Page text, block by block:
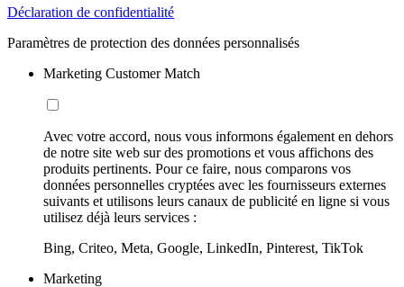
Déclaration de confidentialité
Paramètres de protection des données personnalisés
Marketing Customer Match
Avec votre accord, nous vous informons également en dehors
de notre site web sur des promotions et vous affichons des
produits pertinents. Pour ce faire, nous comparons vos
données personnelles cryptées avec les fournisseurs externes
suivants et utilisons leurs canaux de publicité en ligne si vous
utilisez déjà leurs services :
Bing, Criteo, Meta, Google, LinkedIn, Pinterest, TikTok
Marketing